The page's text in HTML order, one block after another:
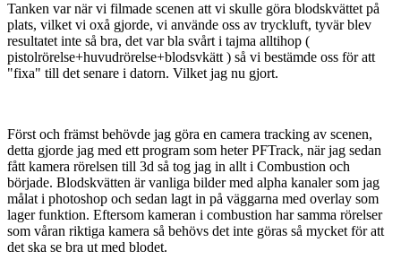
Tanken var när vi filmade scenen att vi skulle göra blodskvättet på
plats, vilket vi oxå gjorde, vi använde oss av tryckluft, tyvär blev
resultatet inte så bra, det var bla svårt i tajma alltihop (
pistolrörelse+huvudrörelse+blodsvkätt ) så vi bestämde oss för att
"fixa" till det senare i datorn. Vilket jag nu gjort.
Först och främst behövde jag göra en camera tracking av scenen,
detta gjorde jag med ett program som heter PFTrack, när jag sedan
fått kamera rörelsen till 3d så tog jag in allt i Combustion och
började. Blodskvätten är vanliga bilder med alpha kanaler som jag
målat i photoshop och sedan lagt in på väggarna med overlay som
lager funktion. Eftersom kameran i combustion har samma rörelser
som våran riktiga kamera så behövs det inte göras så mycket för att
det ska se bra ut med blodet.